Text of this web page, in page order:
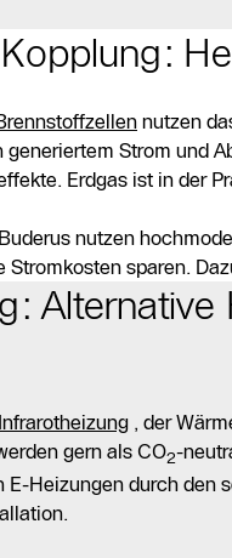
nutzen
Strom und
Erdgas ist in der
nutzen
sparen.
Infrarotheizung , der
gern als CO2-
E-Heizungen durch den